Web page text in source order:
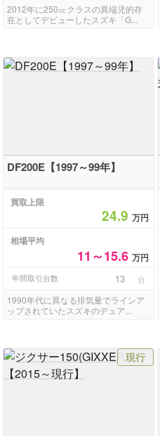
2012年に250㏄クラスの異端児的存
在としてデビューしたスズキ「G...
DF200E【1997～99年】
買取上限
24.9万円
相場平均
11～15.6万円
年間取引台数 13 台
1990年代に異なる排気量でラインア
ップされていたスズキのデュア...
現行